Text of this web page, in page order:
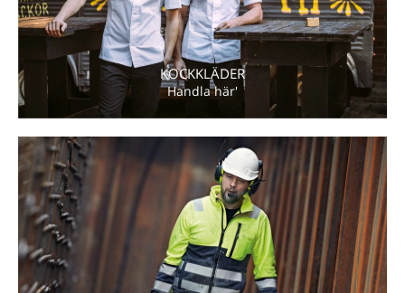
KOCKKLÄDER
Handla här'